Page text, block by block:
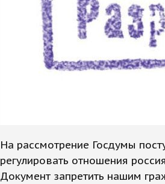
На рассмотрение Госдумы
регулировать отношения
Документ запретить нашим